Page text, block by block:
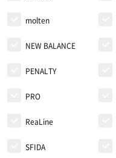
molten
NEW BALANCE
PENALTY
PRO
ReaLine
SFIDA